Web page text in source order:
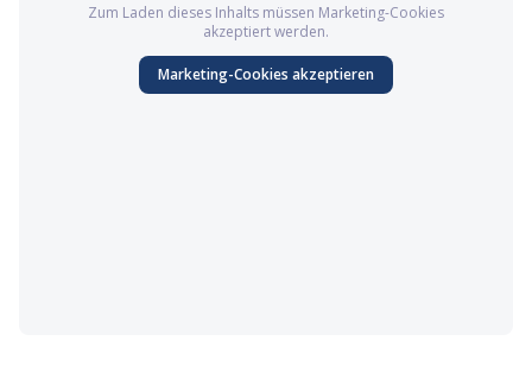
Zum Laden dieses Inhalts müssen Marketing-Cookies
akzeptiert werden.
Marketing-Cookies akzeptieren